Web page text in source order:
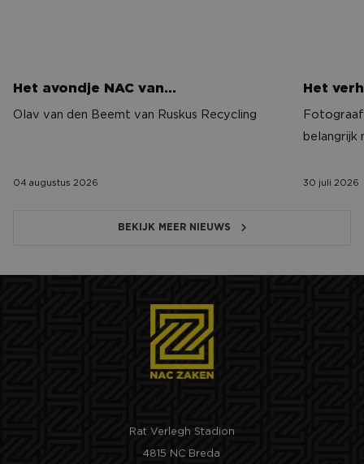
Het avondje NAC van…
Olav van den Beemt van Ruskus Recycling
04 augustus 2026
Het
belangrijk
30 juli 2026
BEKIJK MEER NIEUWS
Rat Verlegh Stadion
4815 NC Breda